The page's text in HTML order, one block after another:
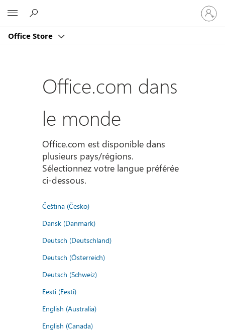
Office Store
vous
à
compte
Office.com dans
le monde
Office.com est disponible dans
plusieurs pays/régions.
Sélectionnez votre langue préférée
ci-dessous.
Čeština (Česko)
Dansk (Danmark)
Deutsch (Deutschland)
Deutsch (Österreich)
Deutsch (Schweiz)
Eesti (Eesti)
English (Australia)
English (Canada)